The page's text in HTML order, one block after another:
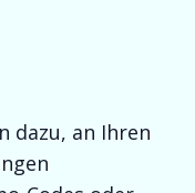
dazu, an Ihren